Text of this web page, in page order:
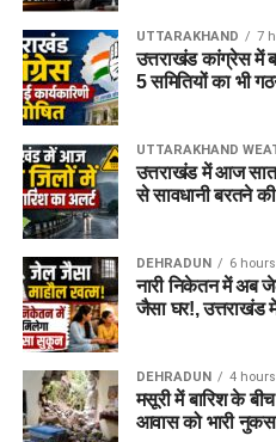
UTTARAKHAND 7
उत्तराखंड कांग्रेस में
5 समितियों का भी
UTTARAKHAND
उत्तराखंड में आज सात
से सावधानी बरतने
DEHRADUN 6
नारी निकेतन में अब
जैसा घर!, उत्तराखंड
DEHRADUN 4
मसूरी में बारिश के
आवास को भारी